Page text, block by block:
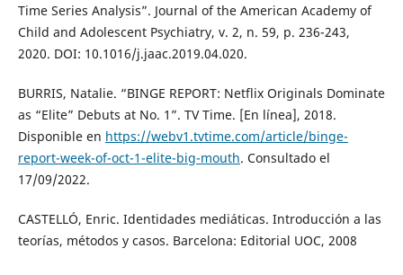
Time Series Analysis”. Journal of the American Academy of
Child and Adolescent Psychiatry, v. 2, n. 59, p. 236-243,
2020. DOI: 10.1016/j.jaac.2019.04.020.
BURRIS, Natalie. “BINGE REPORT: Netflix Originals Dominate
as “Elite” Debuts at No. 1”. TV Time. [En línea], 2018.
Disponible en https://webv1.tvtime.com/article/binge-
report-week-of-oct-1-elite-big-mouth. Consultado el
17/09/2022.
CASTELLÓ, Enric. Identidades mediáticas. Introducción a las
teorías, métodos y casos. Barcelona: Editorial UOC, 2008